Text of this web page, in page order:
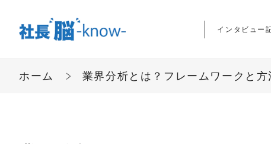
インタビュー
ホーム 業界分析とは？フレームワークと